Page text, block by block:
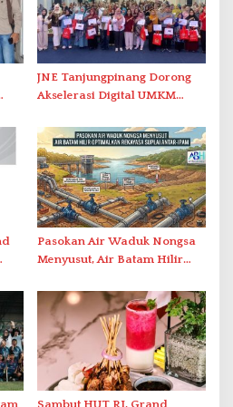
JNE Tanjungpinang Dorong
Akselerasi Digital UMKM
2026
Pasokan Air Waduk Nongsa
Menyusut, Air Batam Hilir
Antar-IPAM